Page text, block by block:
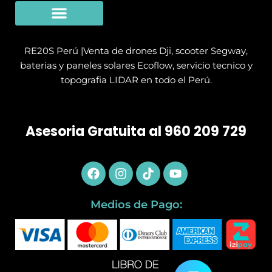
RE20S Perú |Venta de drones Dji, scooter Segway,
baterias y paneles solares Ecoflow, servicio tecnico y
topografia LIDAR en todo el Perú.
Asesoria Gratuita al 960 209 729
Facebook
Instagram
TiktokYoutube
Medios de Pago: